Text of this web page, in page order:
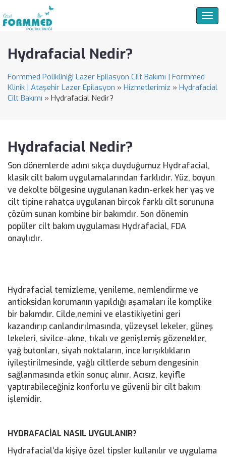
Hydrafacial Nedir?
Formmed Polikliniği Lazer Epilasyon Cilt Bakımı | Formmed
Klinik | Ataşehir Lazer Epilasyon » Hizmetlerimiz » Hydrafacial
Cilt Bakımı » Hydrafacial Nedir?
Hydrafacial Nedir?
Son dönemlerde adını sıkça duyduğumuz Hydrafacial,
klasik cilt bakım uygulamalarından farklıdır. Yüz, boyun
ve dekolte bölgesine uygulanan kadın-erkek her yaş ve
cilt tipine rahatça uygulanan birçok farklı cilt sorununa
çözüm sunan kombine bir bakımdır. Son dönemin
popüler cilt bakım uygulaması Hydrafacial, FDA
onaylıdır.
Hydrafacial temizleme, yenileme, nemlendirme ve
antioksidan korumanın yapıldığı aşamaları ile komplike
bir bakımdır. Cilde,nemini ve elastikiyetini geri
kazandırıp canlandırılmasında, yüzeysel lekeler, güneş
lekeleri, sivilce-akne, tıkalı ve genişlemiş gözenekler,
yağ butonları, siyah noktaların, ince kırışıklıkların
iyileştirilmesinde, yağlı ciltlerde sebum dengesinin
sağlanmasında etkin sonuç alınır. Acısız, keyifle
yaptırabileceğiniz konforlu ve güvenli bir cilt bakım
işlemidir.
HYDRAFACİAL NASIL UYGULANIR?
Hydrafacial’da kişiye özel tipsler kullanılır ve uygulama